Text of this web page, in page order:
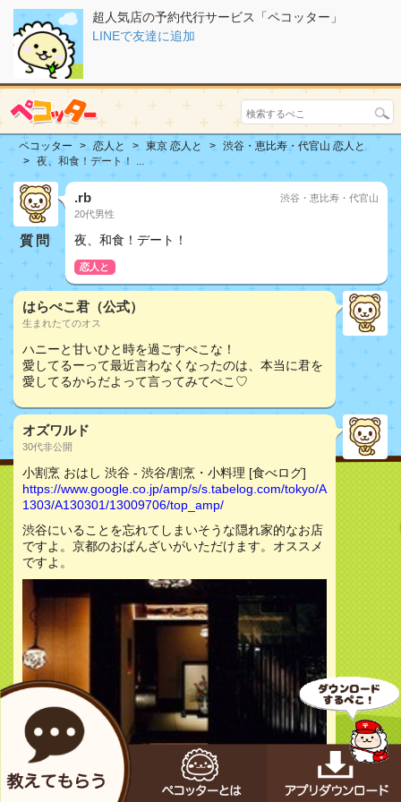
超人気店の予約代行サービス「ペコッター」
LINEで友達に追加
ペコッター 恋人と 東京 恋人と
渋谷・恵比寿・代官山 恋人と
夜、和食！デート！ ...
質問
.rb
20代男性
渋谷・恵比寿・代官山
夜、和食！デート！
恋人と
はらぺこ君（公式）
生まれたてのオス
ハニーと甘いひと時を過ごすぺこな！
愛してるーって最近言わなくなったのは、本当に君を
愛してるからだよって言ってみてぺこ♡
オズワルド
30代非公開
小割烹 おはし 渋谷 - 渋谷/割烹・小料理 [食べログ]
https://www.google.co.jp/amp/s/s.tabelog.com/tokyo/A
1303/A130301/13009706/top_amp/
渋谷にいることを忘れてしまいそうな隠れ家的なお店
ですよ。京都のおばんざいがいただけます。オススメ
ですよ。